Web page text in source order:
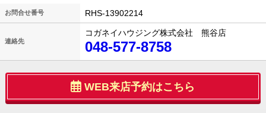
お問合せ番号 RHS-13902214
連絡先
コガネイハウジング株式会社 熊谷店
048-577-8758
WEB来店予約はこちら